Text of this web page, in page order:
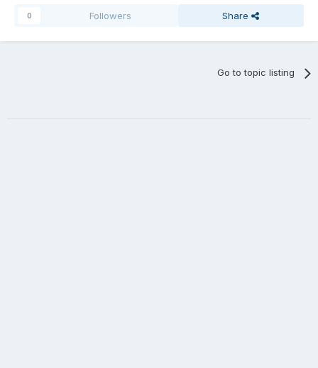
Share
Followers
0
Go to topic listing